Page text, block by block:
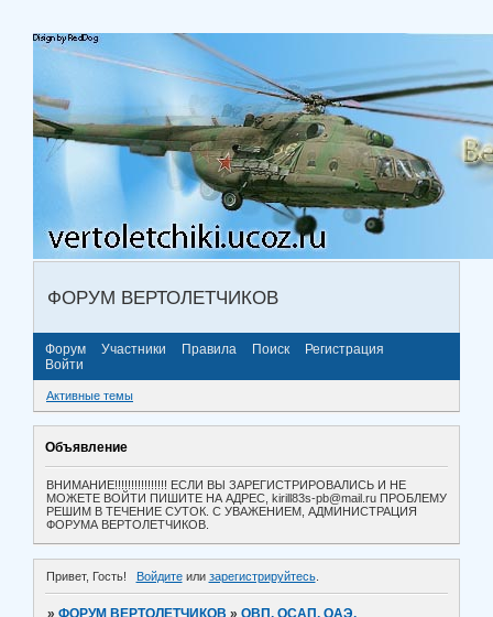
ФОРУМ ВЕРТОЛЕТЧИКОВ
Форум Участники Правила Поиск
Регистрация
Войти
Активные темы
Объявление
ВНИМАНИЕ!!!!!!!!!!!!!!!! ЕСЛИ ВЫ ЗАРЕГИСТРИРОВАЛИСЬ И НЕ
МОЖЕТЕ ВОЙТИ ПИШИТЕ НА АДРЕС, kirill83s-pb@mail.ru ПРОБЛЕМУ
РЕШИМ В ТЕЧЕНИЕ СУТОК. С УВАЖЕНИЕМ, АДМИНИСТРАЦИЯ
ФОРУМА ВЕРТОЛЕТЧИКОВ.
Привет, Гость! Войдитеили зарегистрируйтесь.